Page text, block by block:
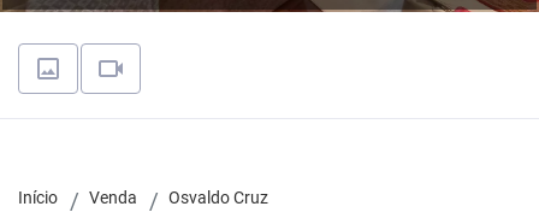
Início Venda Osvaldo Cruz